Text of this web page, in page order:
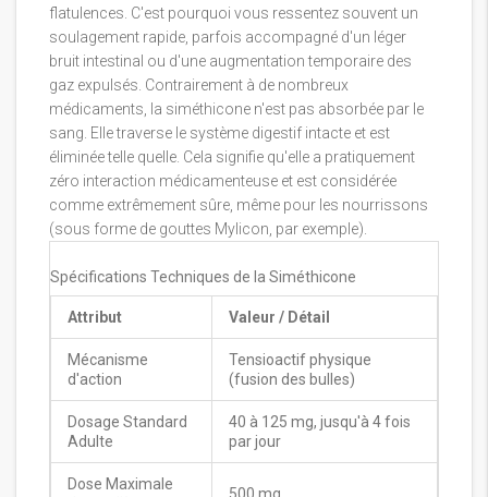
flatulences. C'est pourquoi vous ressentez souvent un
soulagement rapide, parfois accompagné d'un léger
bruit intestinal ou d'une augmentation temporaire des
gaz expulsés. Contrairement à de nombreux
médicaments, la siméthicone n'est pas absorbée par le
sang. Elle traverse le système digestif intacte et est
éliminée telle quelle. Cela signifie qu'elle a pratiquement
zéro interaction médicamenteuse et est considérée
comme extrêmement sûre, même pour les nourrissons
(sous forme de gouttes Mylicon, par exemple).
Spécifications Techniques de la Siméthicone
Attribut Valeur / Détail
Mécanisme
d'action
Tensioactif physique
(fusion des bulles)
Dosage Standard
Adulte
40 à 125 mg, jusqu'à 4 fois
par jour
Dose Maximale